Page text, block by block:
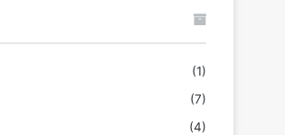
(1)
(7)
(4)